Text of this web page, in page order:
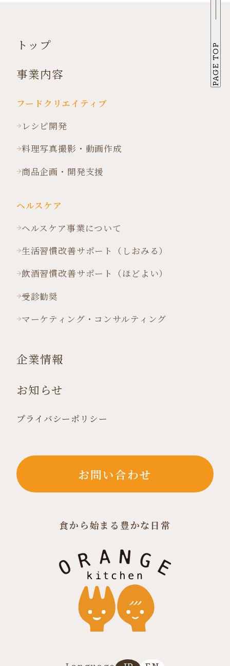
PAGE TOP
トップ
事業内容
フードクリエイティブ
レシピ開発
料理写真撮影・動画作成
商品企画・開発支援
ヘルスケア
ヘルスケア事業について
生活習慣改善サポート（しおみる）
飲酒習慣改善サポート（ほどよい）
受診勧奨
マーケティング・コンサルティング
企業情報
お知らせ
プライバシーポリシー
お問い合わせ
食から始まる豊かな日常